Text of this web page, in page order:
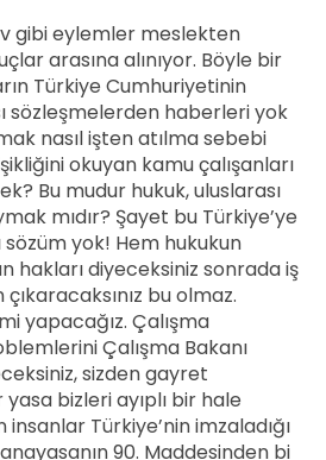
gibi eylemler meslekten
arasına alınıyor. Böyle bir
Türkiye Cumhuriyetinin
sözleşmelerden haberleri yok
nasıl işten atılma sebebi
okuyan kamu çalışanları
Bu mudur hukuk, uluslarası
mıdır? Şayet bu Türkiye’ye
sözüm yok! Hem hukukun
hakları diyeceksiniz sonrada iş
bu olmaz.
yapacağız. Çalışma
Çalışma Bakanı
sizden gayret
bizleri ayıplı bir hale
Türkiye’nin imzaladığı
90. Maddesinden bi